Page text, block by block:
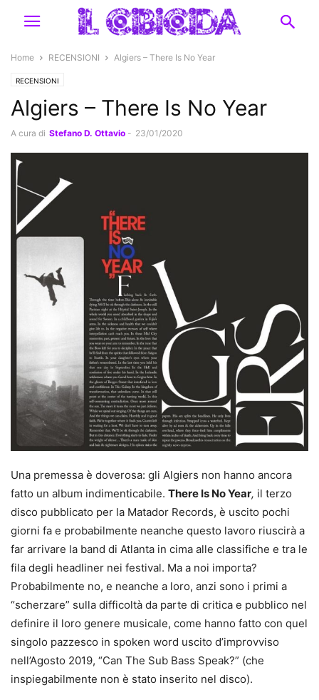
Home RECENSIONI Algiers – There Is No Year
RECENSIONI
Algiers – There Is No Year
A cura di Stefano D. Ottavio - 23/01/2020
Una premessa è doverosa: gli Algiers non hanno ancora
fatto un album indimenticabile. There Is No Year, il terzo
disco pubblicato per la Matador Records, è uscito pochi
giorni fa e probabilmente neanche questo lavoro riuscirà a
far arrivare la band di Atlanta in cima alle classifiche e tra le
fila degli headliner nei festival. Ma a noi importa?
Probabilmente no, e neanche a loro, anzi sono i primi a
“scherzare” sulla difficoltà da parte di critica e pubblico nel
definire il loro genere musicale, come hanno fatto con quel
singolo pazzesco in spoken word uscito d’improvviso
nell’Agosto 2019, “Can The Sub Bass Speak?” (che
inspiegabilmente non è stato inserito nel disco).